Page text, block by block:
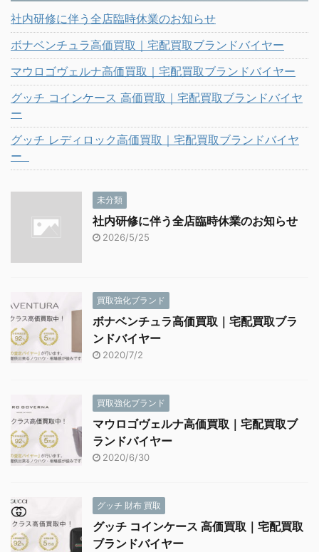
社内研修に伴う全店臨時休業のお知らせ
ボナベンチュラ高価買取｜宅配買取ブランドバイヤー
マウロゴヴェルナ高価買取｜宅配買取ブランドバイヤー
グッチ コインケース 高価買取｜宅配買取ブランドバイヤ
ー
グッチ レディロック高価買取｜宅配買取ブランドバイヤ
ー
未分類
社内研修に伴う全店臨時休業のお知らせ
2026/5/25
買取強化ブランド
ボナベンチュラ高価買取｜宅配買取ブラ
ンドバイヤー
2020/7/2
買取強化ブランド
マウロゴヴェルナ高価買取｜宅配買取ブ
ランドバイヤー
2020/6/30
グッチ 財布 買取
グッチ コインケース 高価買取｜宅配買取
ブランドバイヤー